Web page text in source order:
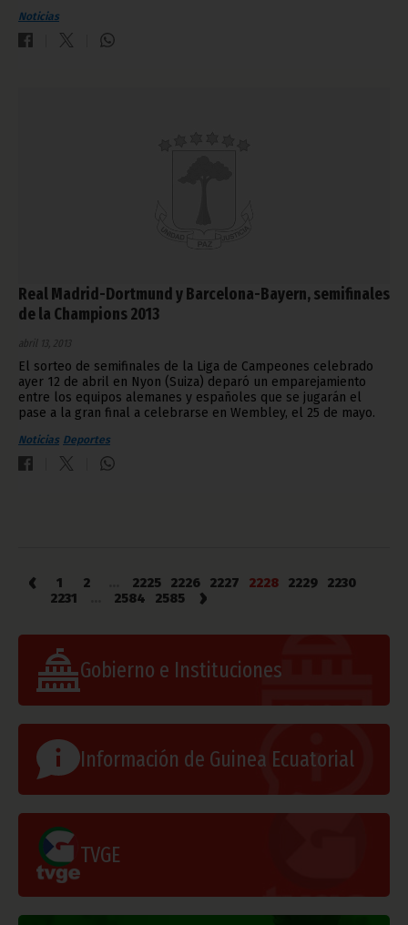
Noticias
Real Madrid-Dortmund y Barcelona-Bayern, semifinales
de la Champions 2013
abril 13, 2013
El sorteo de semifinales de la Liga de Campeones celebrado
ayer 12 de abril en Nyon (Suiza) deparó un emparejamiento
entre los equipos alemanes y españoles que se jugarán el
pase a la gran final a celebrarse en Wembley, el 25 de mayo.
Noticias Deportes
‹ 1 2 2225 2226 2227 2228 2229
2230
2231
2584 2585 ›
Gobierno e Instituciones
Información de Guinea Ecuatorial
TVGE